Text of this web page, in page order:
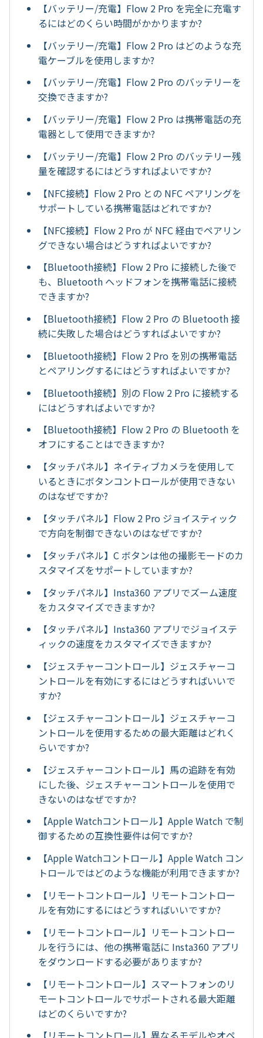
【バッテリー/充電】Flow 2 Pro を完全に充電す
るにはどのくらい時間がかかりますか?
【バッテリー/充電】Flow 2 Pro はどのような充
電ケーブルを使用しますか?
【バッテリー/充電】Flow 2 Pro のバッテリーを
交換できますか?
【バッテリー/充電】Flow 2 Pro は携帯電話の充
電器として使用できますか?
【バッテリー/充電】Flow 2 Pro のバッテリー残
量を確認するにはどうすればよいですか?
【NFC接続】Flow 2 Pro との NFC ペアリングを
サポートしている携帯電話はどれですか?
【NFC接続】Flow 2 Pro が NFC 経由でペアリン
グできない場合はどうすればよいですか?
【Bluetooth接続】Flow 2 Pro に接続した後で
も、Bluetooth ヘッドフォンを携帯電話に接続
できますか?
【Bluetooth接続】Flow 2 Pro の Bluetooth 接
続に失敗した場合はどうすればよいですか?
【Bluetooth接続】Flow 2 Pro を別の携帯電話
とペアリングするにはどうすればよいですか?
【Bluetooth接続】別の Flow 2 Pro に接続する
にはどうすればよいですか?
【Bluetooth接続】Flow 2 Pro の Bluetooth を
オフにすることはできますか?
【タッチパネル】ネイティブカメラを使用して
いるときにボタンコントロールが使用できない
のはなぜですか?
【タッチパネル】Flow 2 Pro ジョイスティック
で方向を制御できないのはなぜですか?
【タッチパネル】C ボタンは他の撮影モードのカ
スタマイズをサポートしていますか?
【タッチパネル】Insta360 アプリでズーム速度
をカスタマイズできますか?
【タッチパネル】Insta360 アプリでジョイステ
ィックの速度をカスタマイズできますか?
【ジェスチャーコントロール】ジェスチャーコ
ントロールを有効にするにはどうすればいいで
すか?
【ジェスチャーコントロール】ジェスチャーコ
ントロールを使用するための最大距離はどれく
らいですか?
【ジェスチャーコントロール】馬の追跡を有効
にした後、ジェスチャーコントロールを使用で
きないのはなぜですか?
【Apple Watchコントロール】Apple Watch で制
御するための互換性要件は何ですか?
【Apple Watchコントロール】Apple Watch コン
トロールではどのような機能が利用できますか?
【リモートコントロール】リモートコントロー
ルを有効にするにはどうすればいいですか?
【リモートコントロール】リモートコントロー
ルを行うには、他の携帯電話に Insta360 アプリ
をダウンロードする必要がありますか?
【リモートコントロール】スマートフォンのリ
モートコントロールでサポートされる最大距離
はどのくらいですか?